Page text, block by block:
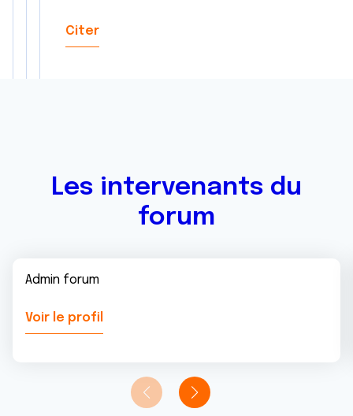
Citer
Les intervenants du
forum
Admin forum
Voir le profil